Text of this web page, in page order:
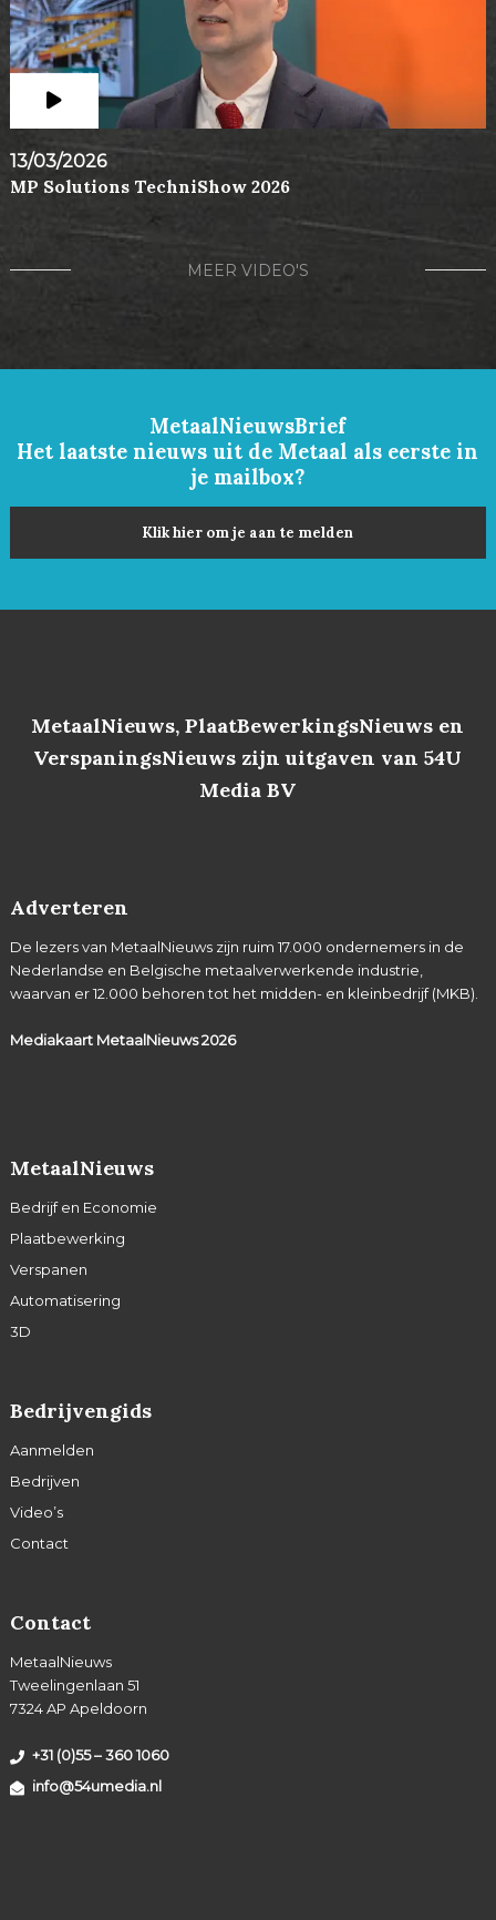
13/03/2026
MP Solutions TechniShow 2026
MEER VIDEO'S
MetaalNieuwsBrief
Het laatste nieuws uit de Metaal als eerste in
je mailbox?
Klik hier om je aan te melden
MetaalNieuws, PlaatBewerkingsNieuws en
VerspaningsNieuws zijn uitgaven van 54U
Media BV
Adverteren
De lezers van MetaalNieuws zijn ruim 17.000 ondernemers in de
Nederlandse en Belgische metaalverwerkende industrie,
waarvan er 12.000 behoren tot het midden- en kleinbedrijf (MKB).
Mediakaart MetaalNieuws2026
MetaalNieuws
Bedrijf en Economie
Plaatbewerking
Verspanen
Automatisering
3D
Bedrijvengids
Aanmelden
Bedrijven
Video’s
Contact
Contact
MetaalNieuws
Tweelingenlaan 51
7324 AP Apeldoorn
+31 (0)55 – 360 1060
info@54umedia.nl